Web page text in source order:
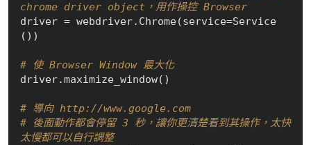
chrome driver object，用作操控 Browser
driver = webdriver.Chrome(service=Service
())
# 使 Browser Window 最大化
driver.maximize_window()
# 導向 http://www.google.com
# 後面動作都會停留 3 秒，讓你更清楚看到其操作，太快
太慢都可以自行調整